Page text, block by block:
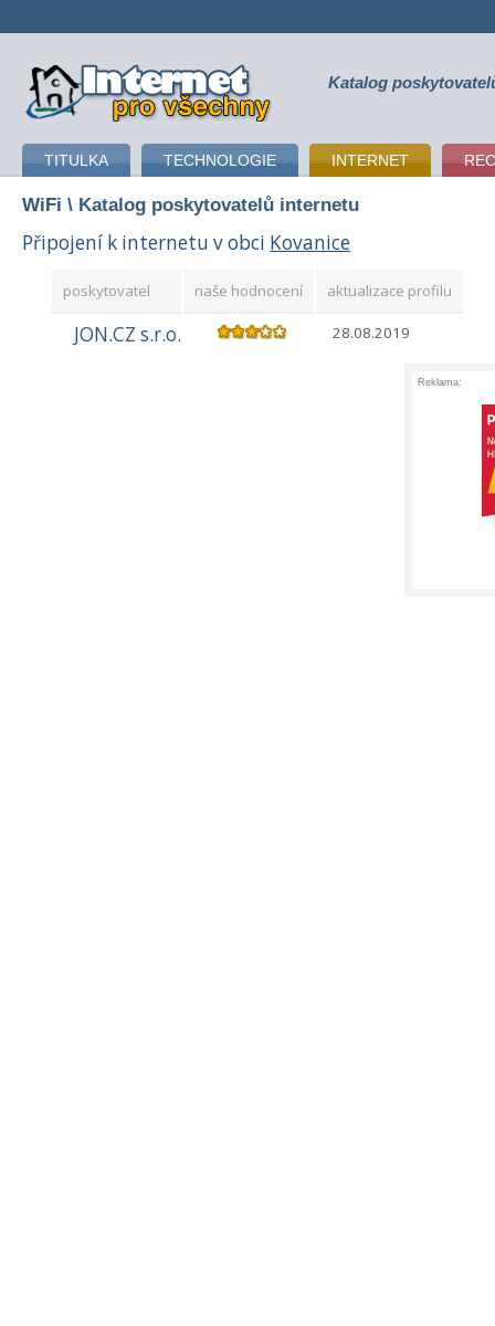
připojení k internetu Katalog
TITULKA TECHNOLOGIE INTERNET
WiFi \ Katalog poskytovatelů internetu
Připojení k internetu v obci Kovanice
poskytovatel naše hodnocení aktualizace profilu
JON.CZ s.r.o. 28.08.2019
Reklama: